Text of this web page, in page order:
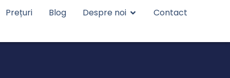
Prețuri Blog Despre noi Contact